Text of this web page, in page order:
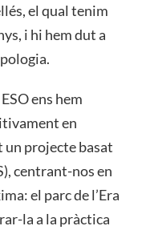
el qual tenim
i hi hem dut a
ens hem
en
un projecte basat
centrant-nos en
el parc de l’Era
la a la pràctica